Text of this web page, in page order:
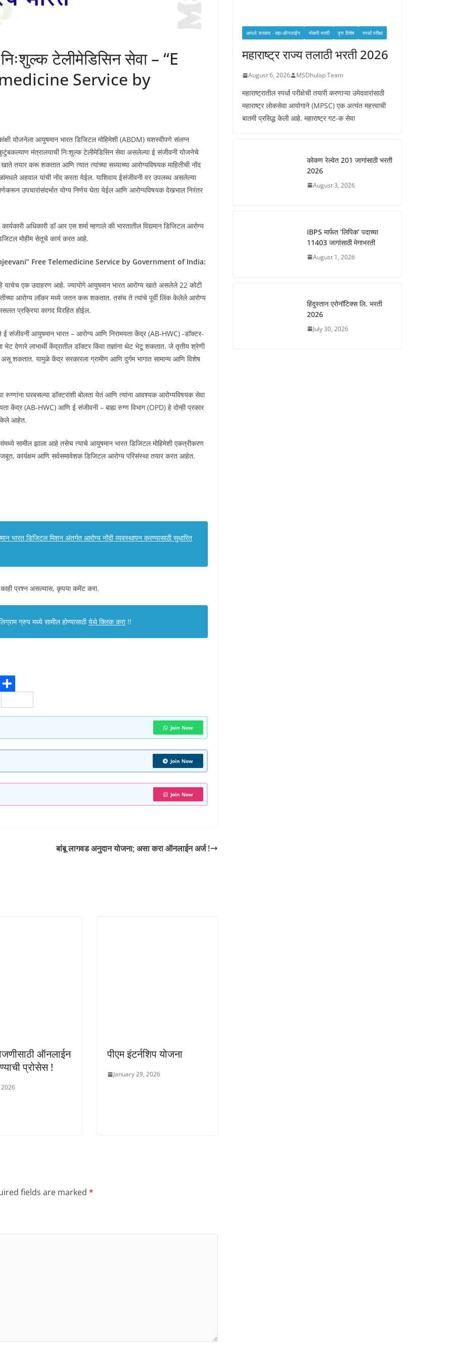
टेलीमेडिसिन सेवा – “E
Service by
योजनेला आयुषमान भारत डिजिटल मोहिमेशी (ABDM) यशस्वीपणे संलग्न
मंत्रालयाची निःशुल्क टेलीमेडिसिन सेवा असलेल्या ई संजीवनी योजनेचे
खाते तयार करू शकतात आणि त्यात त्यांच्या सध्याच्या आरोग्यविषयक माहितीची नोंद
अहवाल यांची नोंद करता येईल. याशिवाय ईसंजीवनी वर उपलब्ध असलेल्या
उपचारांसंदर्भात योग्य निर्णय घेता येईल आणि आरोग्यविषयक देखभाल निरंतर
अधिकारी डॉ आर एस शर्मा म्हणाले की भारतातील विद्यमान डिजिटल आरोग्य
मोहीम सेतूचे कार्य करत आहे.
Sanjeevani” Free Telemedicine Service by Government of India:
याचेच एक उदाहरण आहे. ज्यायोगे आयुषमान भारत आरोग्य खाते असलेले 22 कोटी
पसंतीच्या आरोग्य लॉकर मध्ये जतन करू शकतात. तसंच ते त्यांचे पूर्वी लिंक केलेले आरोग्य
प्रक्रिया कागद विरहित होईल.
ई संजीवनी आयुषमान भारत – आरोग्य आणि निरामयता केंद्र (AB-HWC) -डॉक्टर-
भेट देणारे लाभार्थी केंद्रातील डॉक्टर किंवा तज्ञांना थेट भेटू शकतात. जे तृतीय श्रेणी
असू शकतात. यामुळे केंद्र सरकारला ग्रामीण आणि दुर्गम भागात सामान्य आणि विशेष
रुग्णांना घरबसल्या डॉक्टरांशी बोलता येतं आणि त्यांना आवश्यक आरोग्यविषयक सेवा
केंद्र (AB-HWC) आणि ई संजीवनी – बाह्य रुग्ण विभाग (OPD) हे दोन्ही प्रकार
केले आहेत.
सामील झाला आहे तसेच त्याचे आयुषमान भारत डिजिटल मोहिमेशी एकत्रीकरण
कार्यक्षम आणि सर्वसमावेशक डिजिटल आरोग्य परिसंस्था तयार करत आहेत.
भारत डिजिटल मिशन अंतर्गत आरोग्य नोंदी व्यवस्थापन करण्यासाठी सुधारित
प्रश्न असल्यास, कृपया कमेंट करा.
ग्रुप मध्ये सामील होण्यासाठीयेथे क्लिक करा!!
S
Join Now
Join Now
Join Now
बांबू लागवड अनुदान योजना; असा करा ऑनलाईन अर्ज !
ऑनलाईन
प्रोसेस !
2026
पीएम इंटर्नशिप योजना
January 29, 2026
fields are marked *
आपले सरकार - महा-ऑनलाईन नोकरी भरती वृत्त विशेष स्पर्धा परीक्षा
महाराष्ट्र राज्य तलाठी भरती 2026
August 6, 2026 MSDhulap Team
महाराष्ट्रातील स्पर्धा परीक्षेची तयारी करणाऱ्या उमेदवारांसाठी
महाराष्ट्र लोकसेवा आयोगाने (MPSC) एक अत्यंत महत्त्वाची
बातमी प्रसिद्ध केली आहे. महाराष्ट्र गट-क सेवा
कोकण रेल्वेत 201 जागांसाठी भरती
2026
August 3, 2026
IBPS मार्फत ‘लिपिक’ पदाच्या
11403 जागांसाठी मेगाभरती
August 1, 2026
हिंदुस्तान एरोनॉटिक्स लि. भरती
2026
July 30, 2026